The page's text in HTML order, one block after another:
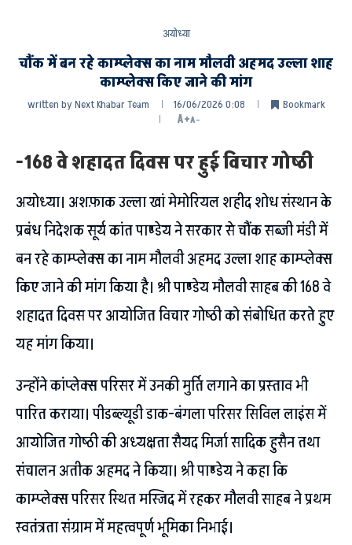
अयोध्या
चौंक में बन रहे काम्प्लेक्स का नाम मौलवी अहमद उल्ला शाह
काम्प्लेक्स किए जाने की मांग
written byNext Khabar Team 16/06/2026 0:08
Bookmark
A+A-
-168 वे शहादत दिवस पर हुई विचार गोष्ठी
अयोध्या। अशफ़ाक उल्ला खां मेमोरियल शहीद शोध संस्थान के
प्रबंध निदेशक सूर्य कांत पाण्डेय ने सरकार से चौंक सब्जी मंडी में
बन रहे काम्प्लेक्स का नाम मौलवी अहमद उल्ला शाह काम्प्लेक्स
किए जाने की मांग किया है। श्री पाण्डेय मौलवी साहब की 168 वे
शहादत दिवस पर आयोजित विचार गोष्ठी को संबोधित करते हुए
यह मांग किया।
उन्होंने कांप्लेक्स परिसर में उनकी मुर्ति लगाने का प्रस्ताव भी
पारित कराया। पीडब्ल्यूडी डाक-बंगला परिसर सिविल लाइंस में
आयोजित गोष्ठी की अध्यक्षता सैयद मिर्जा सादिक हुसैन तथा
संचालन अतीक अहमद ने किया। श्री पाण्डेय ने कहा कि
काम्प्लेक्स परिसर स्थित मस्जिद में रहकर मौलवी साहब ने प्रथम
स्वतंत्रता संग्राम में महत्वपूर्ण भूमिका निभाई।